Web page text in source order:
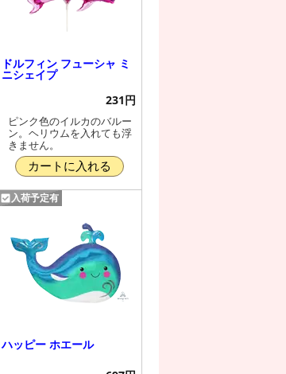
ドルフィン フューシャ ミ
ニシェイプ
231円
ピンク色のイルカのバルー
ン。ヘリウムを入れても浮
きません。
カートに入れる
入荷予定有
ハッピー ホエール